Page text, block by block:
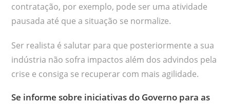
contratação, por exemplo, pode ser uma atividade
pausada até que a situação se normalize.
Ser realista é salutar para que posteriormente a sua
indústria não sofra impactos além dos advindos pela
crise e consiga se recuperar com mais agilidade.
Se informe sobre iniciativas do Governo para as